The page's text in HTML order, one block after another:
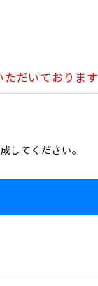
だいております
てください。